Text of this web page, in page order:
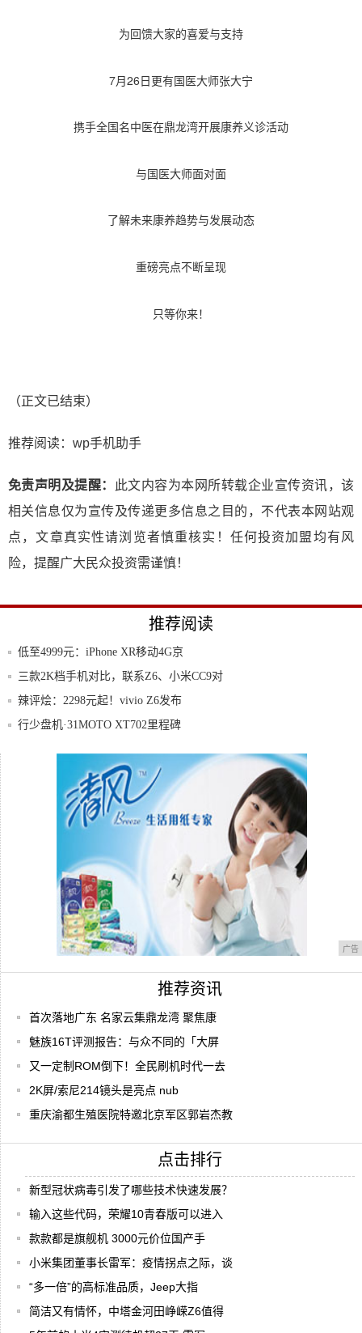
为回馈大家的喜爱与支持
7月26日更有国医大师张大宁
携手全国名中医在鼎龙湾开展康养义诊活动
与国医大师面对面
了解未来康养趋势与发展动态
重磅亮点不断呈现
只等你来！
（正文已结束）
推荐阅读： wp手机助手
免责声明及提醒：
此文内容为本网所转载企业宣传资讯，该
相关信息仅为宣传及传递更多信息之目的，不代表本网站观
点，文章真实性请浏览者慎重核实！任何投资加盟均有风
险，提醒广大民众投资需谨慎！
推荐阅读
低至4999元：iPhone XR移动4G京
三款2K档手机对比，联系Z6、小米CC9对
比
辣评烩：2298元起！vivio Z6发布
行少盘机·31MOTO XT702里程碑
比华为还快一步！中兴5G手机即将开卖，
广告
推荐资讯
首次落地广东 名家云集鼎龙湾 聚焦康
魅族16T评测报告：与众不同的「大屏
又一定制ROM倒下！全民刷机时代一去
2K屏/索尼214镜头是亮点 nub
重庆渝都生殖医院特邀北京军区郭岩杰教
点击排行
新型冠状病毒引发了哪些技术快速发展？
输入这些代码，荣耀10青春版可以进入
款款都是旗舰机 3000元价位国产手
小米集团董事长雷军：疫情拐点之际，谈
“多一倍”的高标准品质，Jeep大指
简洁又有情怀，中塔金河田峥嵘Z6值得